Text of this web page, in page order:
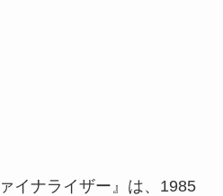
イナライザー』は、1985